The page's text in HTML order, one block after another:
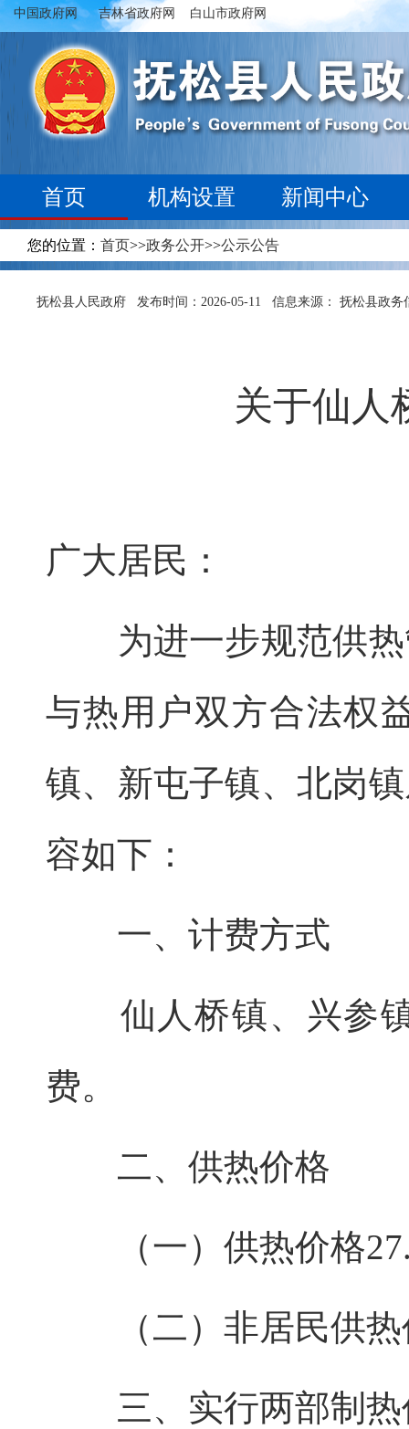
中国政府网 吉林省政府网 白山市政府网
首页 机构设置 新闻中心
您的位置： 首页>>政务公开>>公示公告
抚松县人民政府 发布时间：2026-05-11 信息来源： 抚松县政务
关于仙人
广大居民：
为进一步规范供热
与热用户双方合法权
镇、新屯子镇、北岗
容如下：
一、计费方式
仙人桥镇、兴参镇
费。
二、供热价格
（一）供热价格
（二）非居民供热
三、实行两部制